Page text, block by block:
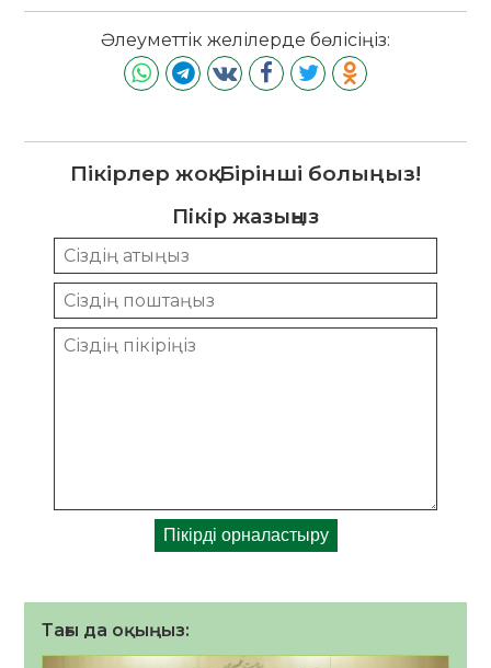
Әлеуметтік желілерде бөлісіңіз:
Пікірлер жоқ. Бірінші болыңыз!
Пікір жазыңыз
Тағы да оқыңыз: